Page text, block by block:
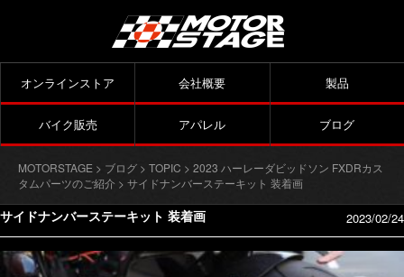
オンラインストア 会社概要 製品
バイク販売 アパレル ブログ
MOTORSTAGE > ブログ > TOPIC > 2023 ハーレーダビッドソン FXDRカス
タムパーツのご紹介 > サイドナンバーステーキット 装着画
サイドナンバーステーキット 装着画 2023/02/24